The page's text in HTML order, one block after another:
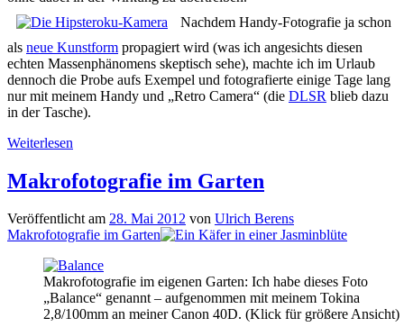
Nachdem Handy-Fotografie ja schon
als neue Kunstform propagiert wird (was ich angesichts diesen
echten Massenphänomens skeptisch sehe), machte ich im Urlaub
dennoch die Probe aufs Exempel und fotografierte einige Tage lang
nur mit meinem Handy und „Retro Camera“ (die DLSR blieb dazu
in der Tasche).
Weiterlesen
–
Urlaub
fotografieren
Makrofotografie im Garten
Veröffentlicht am 28. Mai 2012 von Ulrich Berens
Makrofotografie im Garten
Makrofotografie im eigenen Garten: Ich habe dieses Foto
„Balance“ genannt – aufgenommen mit meinem Tokina
2,8/100mm an meiner Canon 40D. (Klick für größere Ansicht)